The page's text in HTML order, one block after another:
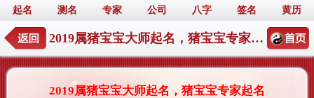
起名 测名 专家 公司 八字 签名 黄历
2019属猪宝宝大师起名，猪宝宝专家起名
2019属猪宝宝大师起名，猪宝宝专家起名